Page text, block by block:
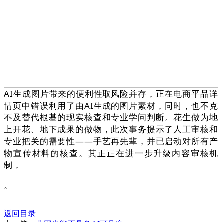
AI生成图片带来的便利性取风险并存，正在电商平品详
情页中错误利用了由AI生成的图片素材，同时，也不克
不及替代根基的现实核查和专业学问判断。花生做为地
上开花、地下成果的做物，此次事务提示了人工审核和
专业把关的需要性——手艺再先辈，并已启动对所有产
物宣传材料的核查。其正正在进一步升级内容审核机
制，
。
返回目录